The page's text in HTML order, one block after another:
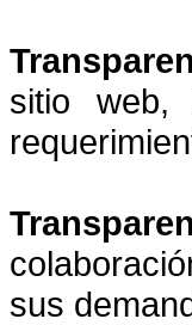
sitio web,
sus